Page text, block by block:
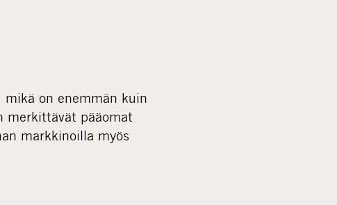
on enemmän kuin
merkittävät pääomat
markkinoilla myös